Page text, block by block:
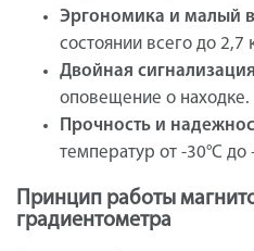
Эргономика и малый
состоянии всего до 2,7
Двойная
оповещение о находке.
Прочность и
температур от -30°C до
Принцип работы
градиентометра